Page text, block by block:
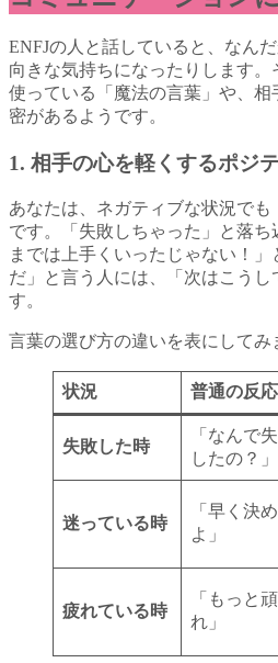
ENFJの人と話していると、なん
向きな気持ちになったりします
使っている「魔法の言葉」や、
密があるようです。
1. 相手の心を軽くするポジ
あなたは、ネガティブな状況で
です。「失敗しちゃった」と落ち
までは上手くいったじゃない！
だ」と言う人には、「次はこうし
す。
言葉の選び方の違いを表にしてみ
状況 普通の反応
失敗した時
「なんで
したの？」
迷っている時
「早く決
よ」
疲れている時
「もっと
れ」